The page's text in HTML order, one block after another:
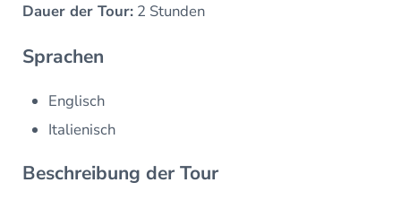
Dauer der Tour:2 Stunden
Sprachen
Englisch
Italienisch
Beschreibung der Tour